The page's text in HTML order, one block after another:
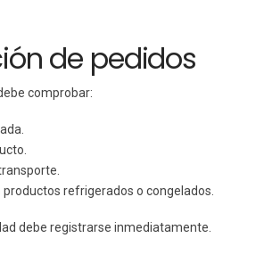
de pedidos
comprobar:
refrigerados o congelados.
debe registrarse inmediatamente.